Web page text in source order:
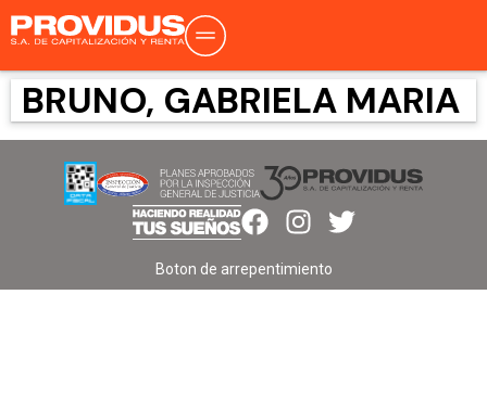
BRUNO, GABRIELA MARIA
Boton de arrepentimiento